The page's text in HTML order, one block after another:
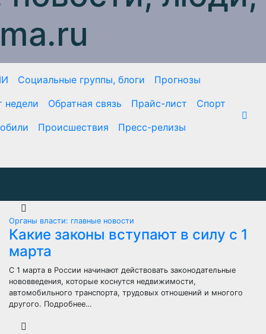
Социальные группы, блоги
Прогнозы
недели Обратная связь Прайс-лист
Спорт
Происшествия
Пресс-релизы
Органы власти: главные новости
Какие законы вступают в силу с 1
марта
С 1 марта в России начинают действовать законодательные
нововведения, которые коснутся недвижимости,
автомобильного транспорта, трудовых отношений и многого
другого. Подробнее…